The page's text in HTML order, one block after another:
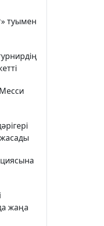
туымен
жаңа